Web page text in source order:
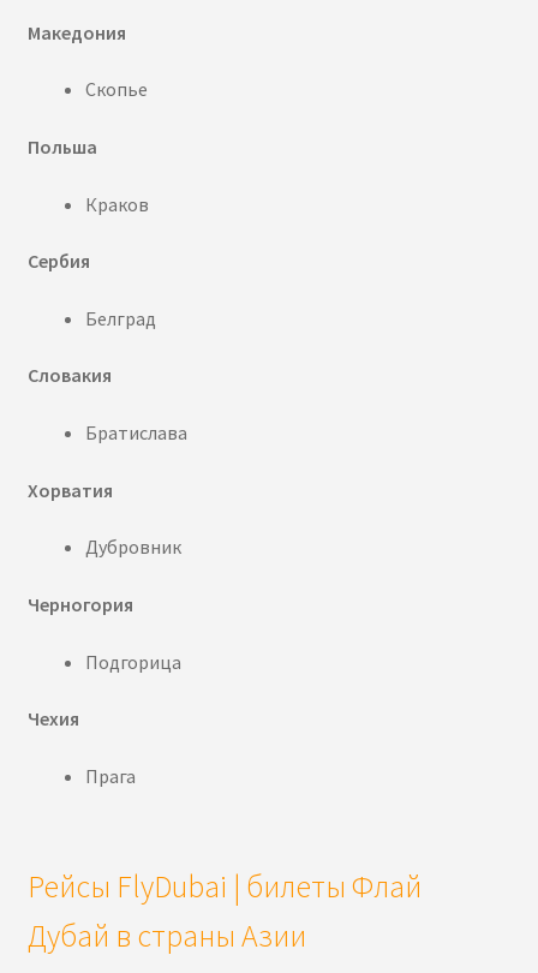
Македония
Скопье
Польша
Краков
Сербия
Белград
Словакия
Братислава
Хорватия
Дубровник
Черногория
Подгорица
Чехия
Прага
Рейсы FlyDubai | билеты Флай
Дубай в страны Азии